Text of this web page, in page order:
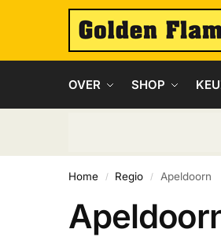
OVER SHOP
Home / Regio / Apeldoorn